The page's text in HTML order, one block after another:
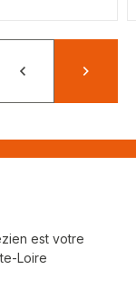
PrécédentSuivant
est votre
Loire